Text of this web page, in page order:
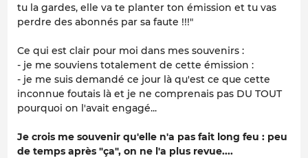
tu la gardes, elle va te planter ton émission et tu vas
perdre des abonnés par sa faute !!!"
Ce qui est clair pour moi dans mes souvenirs :
- je me souviens totalement de cette émission :
- je me suis demandé ce jour là qu'est ce que cette
inconnue foutais là et je ne comprenais pas DU TOUT
pourquoi on l'avait engagé...
Je crois me souvenir qu'elle n'a pas fait long feu : peu
de temps après "ça", on ne l'a plus revue....